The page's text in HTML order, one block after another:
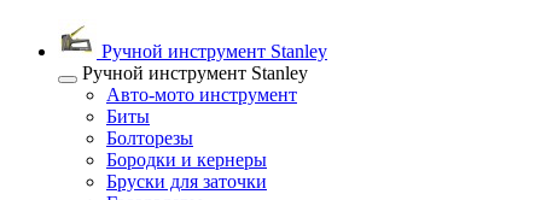
Ручной инструмент Stanley
Ручной инструмент Stanley
Авто-мото инструмент
Биты
Болторезы
Бородки и кернеры
Бруски для заточки